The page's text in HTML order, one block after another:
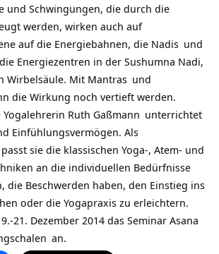
und Schwingungen, die durch die
werden, wirken auch auf
auf die Energiebahnen, die Nadis und
Energiezentren in der Sushumna Nadi,
Wirbelsäule. Mit Mantras und
die Wirkung noch vertieft werden.
Ruth Gaßmann unterrichtet
Einfühlungsvermögen. Als
passt sie die klassischen Yoga-, Atem- und
an die individuellen Bedürfnisse
die Beschwerden haben, den Einstieg ins
oder die Yogapraxis zu erleichtern.
21. Dezember 2014 das Seminar Asana
an.